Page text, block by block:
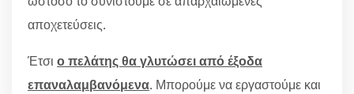
αποχετεύσεις.
Έτσι ο πελάτης θα γλυτώσει από έξοδα
επαναλαμβανόμενα. Μπορούμε να εργαστούμε και